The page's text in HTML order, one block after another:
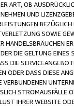
ART, OB
UND
SOWIE
HANDELSBRÄUCHEN
DIE GELTUNG EINES
DIE
ODER DASS DIESE
STROMAUSFÄLLE
IHRER WEBSITE